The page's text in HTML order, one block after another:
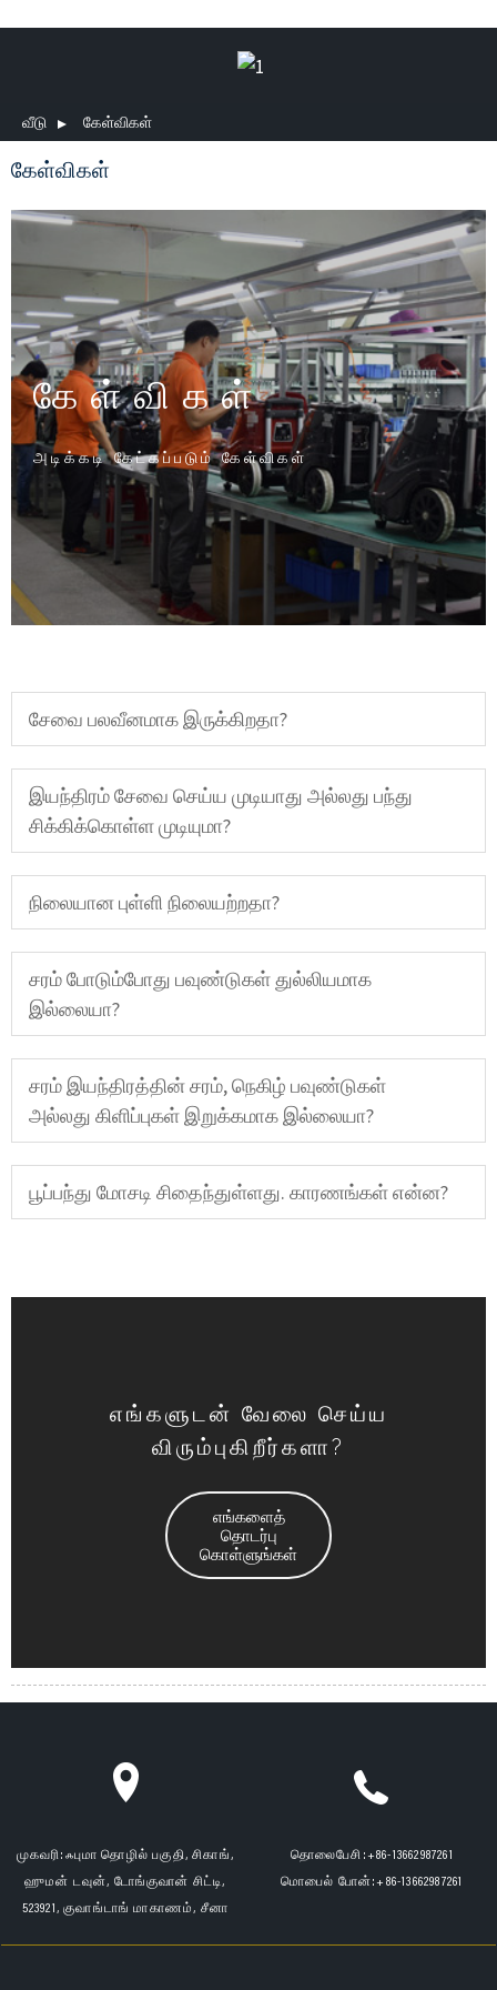
வீடு கேள்விகள்
கேள்விகள்
கேள்விகள்
அடிக்கடி கேட்கப்படும் கேள்விகள்
சேவை பலவீனமாக இருக்கிறதா?
இயந்திரம் சேவை செய்ய முடியாது அல்லது பந்து
சிக்கிக்கொள்ள முடியுமா?
நிலையான புள்ளி நிலையற்றதா?
சரம் போடும்போது பவுண்டுகள் துல்லியமாக
இல்லையா?
சரம் இயந்திரத்தின் சரம், நெகிழ் பவுண்டுகள்
அல்லது கிளிப்புகள் இறுக்கமாக இல்லையா?
பூப்பந்து மோசடி சிதைந்துள்ளது. காரணங்கள் என்ன?
எங்களுடன் வேலை செய்ய
விரும்புகிறீர்களா?
எங்களைத்
தொடர்பு
கொள்ளுங்கள்
முகவரி: ஃபுமா தொழில் பகுதி, சிகாங்,
ஹுமன் டவுன், டோங்குவான் சிட்டி,
523921, குவாங்டாங் மாகாணம், சீனா
தொலைபேசி:+86-13662987261
மொபைல் போன்:+86-13662987261